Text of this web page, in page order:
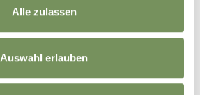
Alle zulassen
Auswahl erlauben